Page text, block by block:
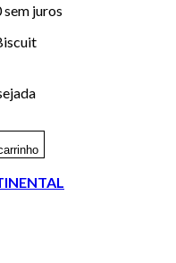
sem juros